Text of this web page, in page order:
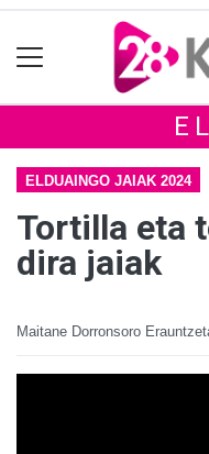
ELDUAINGO JAIAK 2024
Tortilla eta
dira jaiak
Maitane Dorronsoro